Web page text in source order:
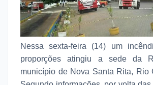
Nessa sexta-feira (14) um
proporções atingiu a sede da
município de Nova Santa Rita, Rio